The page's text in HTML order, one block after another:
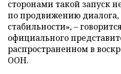
сторонами такой запуск
по продвижению
стабильности», –
официального
распространенном в
ООН.